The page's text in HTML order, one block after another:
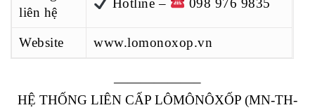
liên hệ
Hotline – 098 976 9835
Website www.lomonoxop.vn
——————–
HỆ THỐNG LIÊN CẤP LÔMÔNÔXỐP (MN-TH-